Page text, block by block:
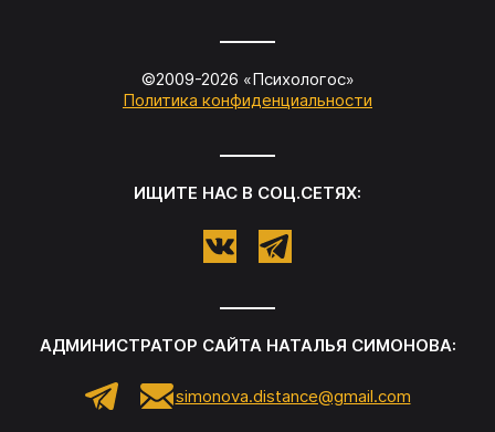
©2009-2026 «Психологос»
Политика конфиденциальности
ИЩИТЕ НАС В СОЦ.СЕТЯХ:
АДМИНИСТРАТОР САЙТА НАТАЛЬЯ СИМОНОВА:
simonova.distance@gmail.com